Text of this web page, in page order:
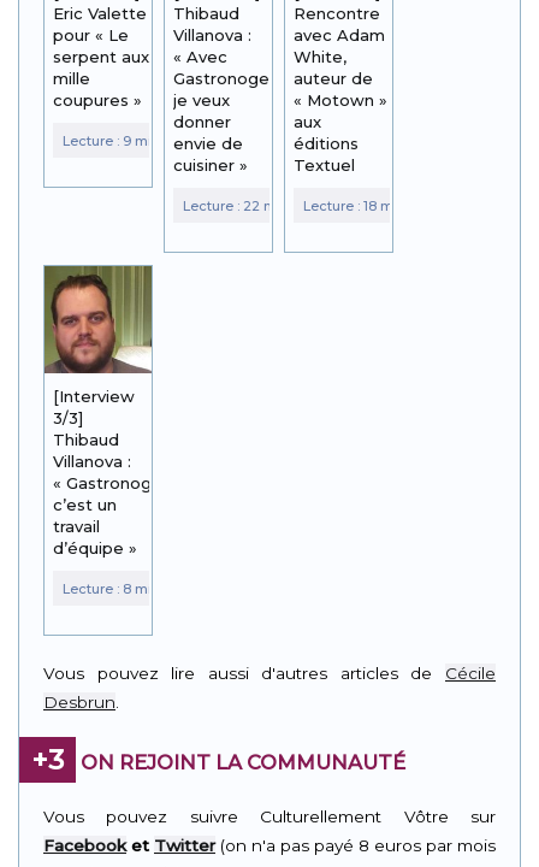
Eric Valette
pour « Le
serpent aux
mille
coupures »
Thibaud
Villanova :
« Avec
Gastronogeek,
je veux
donner
envie de
cuisiner »
Rencontre
avec Adam
White,
auteur de
« Motown »
aux
éditions
Textuel
[Interview
3/3]
Thibaud
Villanova :
« Gastronogeek,
c’est un
travail
d’équipe »
Vous pouvez lire aussi d'autres articles de Cécile
Desbrun
+3 ON REJOINT LA COMMUNAUTÉ
Vous pouvez suivre Culturellement Vôtre sur
Facebooket Twitter(on n'a pas payé 8 euros par mois